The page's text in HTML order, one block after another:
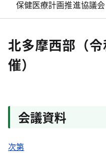
保健医療計画推進協議
北多摩西部（
催）
会議資料
次第